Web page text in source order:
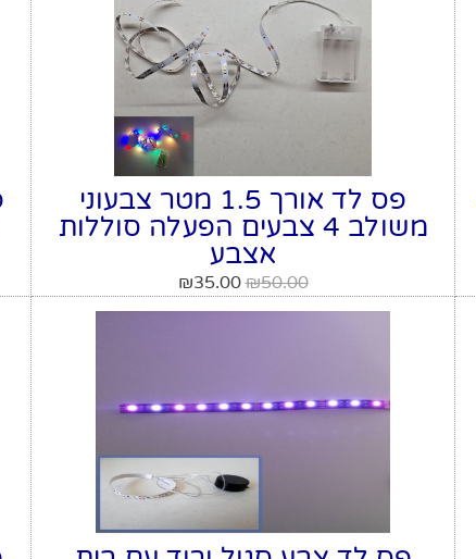
פס לד אורך 1.5 מטר צבעוני
משולב 4 צבעים הפעלה סוללות
אצבע
₪50.00
₪35.00